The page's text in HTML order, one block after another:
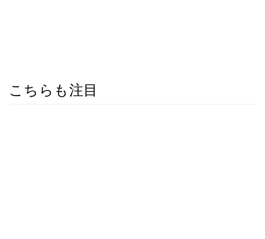
こちらも注目